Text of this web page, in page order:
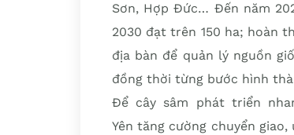
Sơn, Hợp Đức… Đến năm
2030 đạt trên 150 ha; hoàn
địa bàn để quản lý nguồn
đồng thời từng bước hình
Để cây sâm phát triển
Yên tăng cường chuyển